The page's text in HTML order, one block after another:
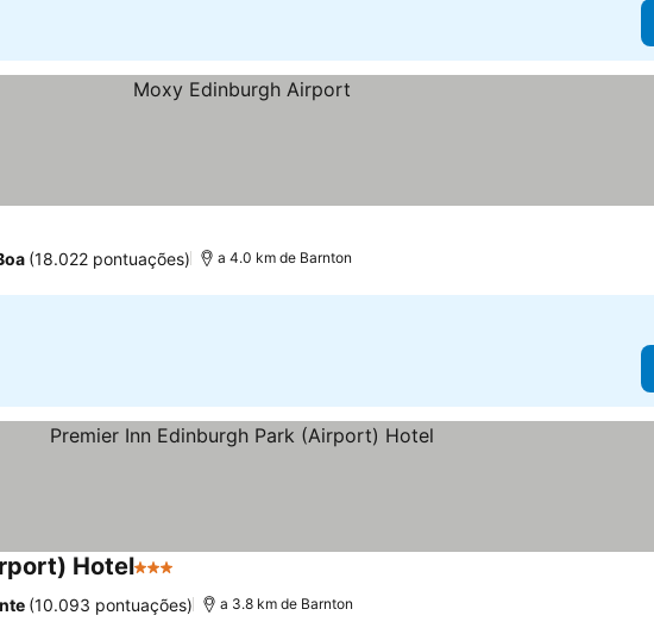
(18.022 pontuações) a 4.0 km de Barnton
Hotel3 Estrelas
(10.093 pontuações) a 3.8 km de Barnton